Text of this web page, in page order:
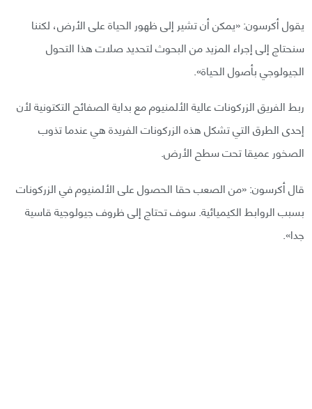
يقول أكرسون: «يمكن أن تشير إلى ظهور الحياة على الأرض، لكننا
سنحتاج إلى إجراء المزيد من البحوث لتحديد صلات هذا التحول
الجيولوجي بأصول الحياة».
ربط الفريق الزركونات عالية الألمنيوم مع بداية الصفائح التكتونية لأن
إحدى الطرق التي تشكل هذه الزركونات الفريدة هي عندما تذوب
الصخور عميقا تحت سطح الأرض.
قال أكرسون: «من الصعب حقا الحصول على الألمنيوم في الزركونات
بسبب الروابط الكيميائية. سوف تحتاج إلى ظروف جيولوجية قاسية
جدا».